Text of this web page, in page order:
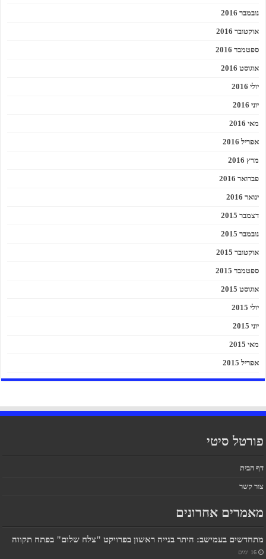
נובמבר 2016
אוקטובר 2016
ספטמבר 2016
אוגוסט 2016
יולי 2016
יוני 2016
מאי 2016
אפריל 2016
מרץ 2016
פברואר 2016
ינואר 2016
דצמבר 2015
נובמבר 2015
אוקטובר 2015
ספטמבר 2015
אוגוסט 2015
יולי 2015
יוני 2015
מאי 2015
אפריל 2015
פורטל סיטי
דף הבית
צור קשר
מאמרים אחרונים
מתחדשים בעמישב: היתר בנייה ראשון בפרויקט "צלח שלום" בפתח תקווה
16 ימים